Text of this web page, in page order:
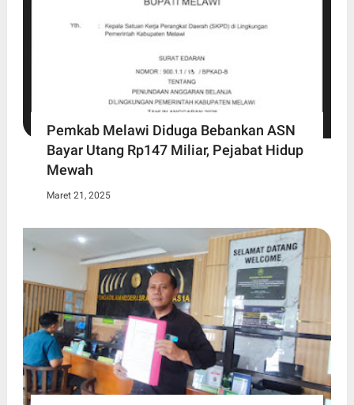
Pemkab Melawi Diduga Bebankan ASN
Bayar Utang Rp147 Miliar, Pejabat Hidup
Mewah
Maret 21, 2025